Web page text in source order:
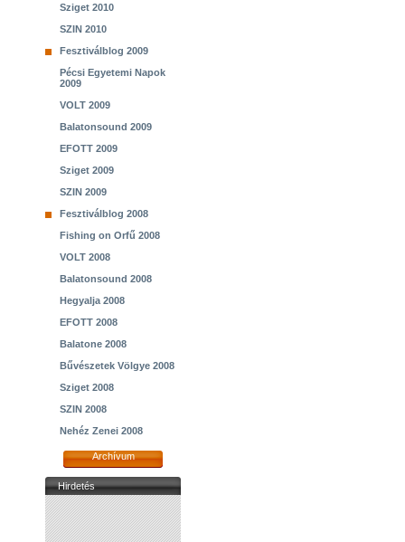
Sziget 2010
SZIN 2010
Fesztiválblog 2009
Pécsi Egyetemi Napok
2009
VOLT 2009
Balatonsound 2009
EFOTT 2009
Sziget 2009
SZIN 2009
Fesztiválblog 2008
Fishing on Orfű 2008
VOLT 2008
Balatonsound 2008
Hegyalja 2008
EFOTT 2008
Balatone 2008
Bűvészetek Völgye 2008
Sziget 2008
SZIN 2008
Nehéz Zenei 2008
Archívum
Hirdetés